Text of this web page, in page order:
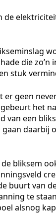
de
die zo’n
stuk
geen
het
van een
daarbij
bliksem
buurt van
te
alsnog